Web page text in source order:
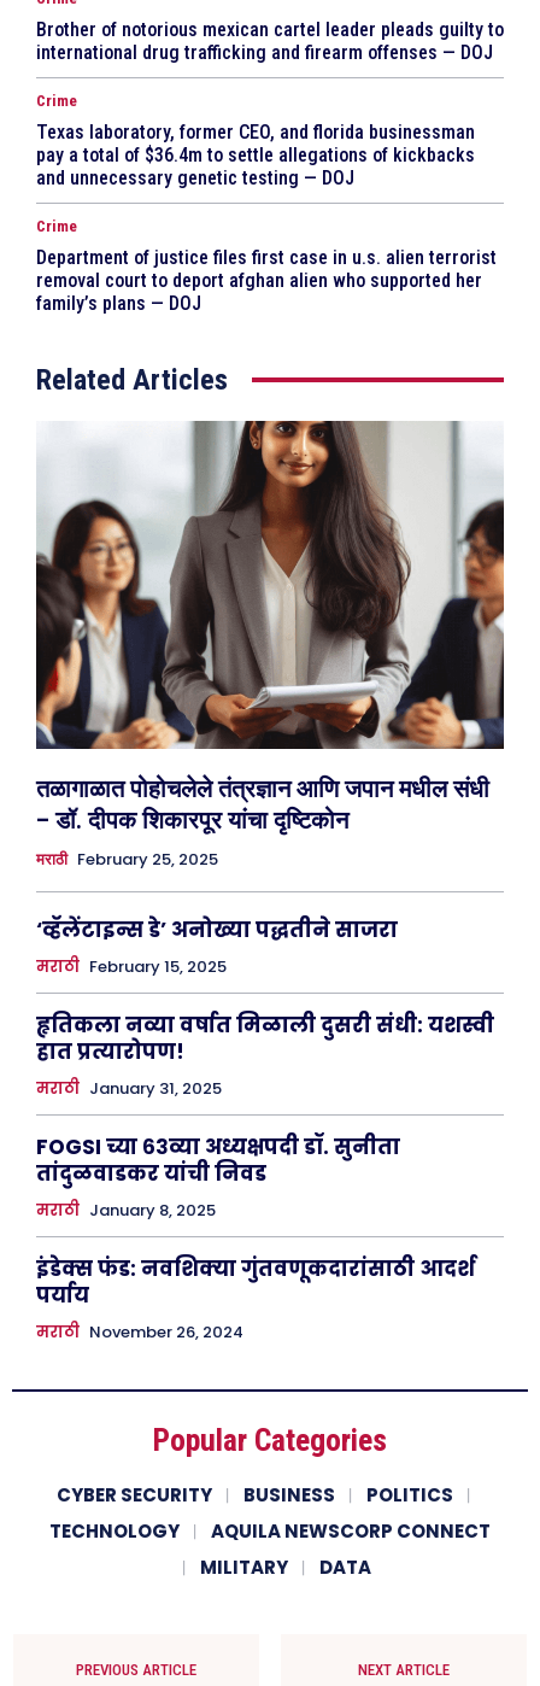
Brother of notorious mexican cartel leader pleads guilty to
international drug trafficking and firearm offenses — DOJ
Crime
Texas laboratory, former CEO, and florida businessman
pay a total of $36.4m to settle allegations of kickbacks
and unnecessary genetic testing — DOJ
Crime
Department of justice files first case in u.s. alien terrorist
removal court to deport afghan alien who supported her
family’s plans — DOJ
Related Articles
तळागाळात पोहोचलेले तंत्रज्ञान आणि जपान मधील संधी
– डॉ. दीपक शिकारपूर यांचा दृष्टिकोन
मराठी February 25, 2025
‘व्हॅलेंटाइन्स डे’ अनोख्या पद्धतीने साजरा
मराठी February 15, 2025
हृतिकला नव्या वर्षात मिळाली दुसरी संधी: यशस्वी
हात प्रत्यारोपण!
मराठी January 31, 2025
FOGSI च्या ६३व्या अध्यक्षपदी डॉ. सुनीता
तांदुळवाडकर यांची निवड
मराठी January 8, 2025
इंडेक्स फंड: नवशिक्या गुंतवणूकदारांसाठी आदर्श
पर्याय
मराठी November 26, 2024
Popular Categories
CYBER SECURITY BUSINESS
POLITICS
TECHNOLOGY
AQUILA NEWSCORP CONNECT
MILITARY
DATA
PREVIOUS ARTICLE NEXT ARTICLE